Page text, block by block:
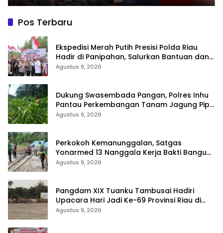
Pos Terbaru
Ekspedisi Merah Putih Presisi Polda Riau
Hadir di Panipahan, Salurkan Bantuan dan
Layanan Kesehatan
Agustus 9, 2026
Dukung Swasembada Pangan, Polres Inhu
Pantau Perkembangan Tanam Jagung Pipil
Agustus 9, 2026
Perkokoh Kemanunggalan, Satgas
Yonarmed 13 Nanggala Kerja Bakti Bangun
Masjid Al-Hikmah di Kapuas Hulu
Agustus 9, 2026
Pangdam XIX Tuanku Tambusai Hadiri
Upacara Hari Jadi Ke-69 Provinsi Riau di
Pekanbaru
Agustus 9, 2026